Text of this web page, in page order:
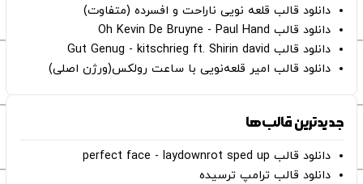
دانلود قالب قلعه نویی ناراحت و افسرده (متفاوت)
دانلود قالب Oh Kevin De Bruyne - Paul Hand
دانلود قالب Gut Genug - kitschrieg ft. Shirin david
دانلود قالب امیر قلعه‌نویی با ساعت رولکس(ورژن اصلی)
جدیدترین قالب‌ها
دانلود قالب perfect face - laydownrot sped up
دانلود قالب ترامپ ترسیده